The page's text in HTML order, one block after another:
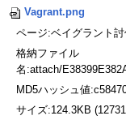
Vagrant.png
ページ:ベイグラント
格納ファイル
名:attach/
MD5ハッシュ値
サイズ:124.3KB